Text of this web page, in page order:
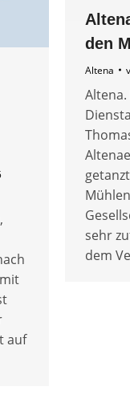
den
Altena
sehr
dem
auf